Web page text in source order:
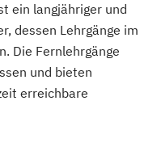
Coach
Familiencoach
ein langjähriger und
dessen Lehrgänge im
Die Fernlehrgänge
und bieten
erreichbare